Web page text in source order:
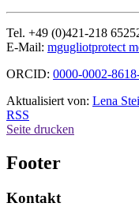
Tel. +49 (0)421-218
E-Mail: mgugliotprotect
ORCID: 0000-0002-
Aktualisiert von: Lena
RSS
Seite drucken
Footer
Kontakt